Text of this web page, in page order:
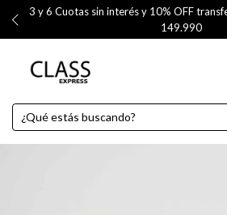
3 y 6 Cuotas sin interés y 10% OFF
149.990